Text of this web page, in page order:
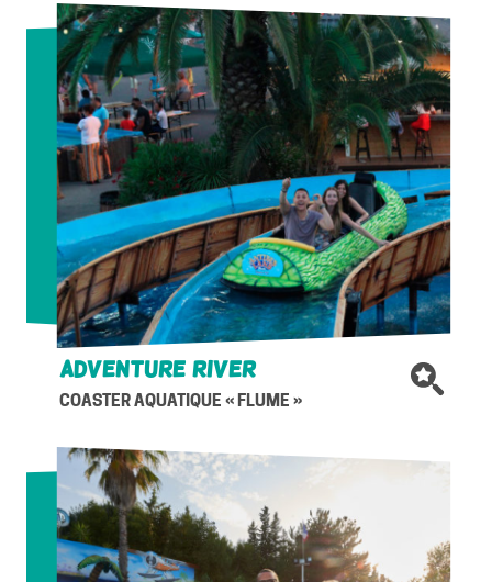
Adventure River
COASTER AQUATIQUE « FLUME »